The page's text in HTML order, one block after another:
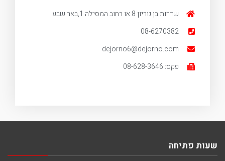
שדרות בן גוריון 8 או רחוב המסילה 1,באר שבע
08-6270382
dejorno6@dejorno.com
פקס: 08-628-3646
שעות פתיחה